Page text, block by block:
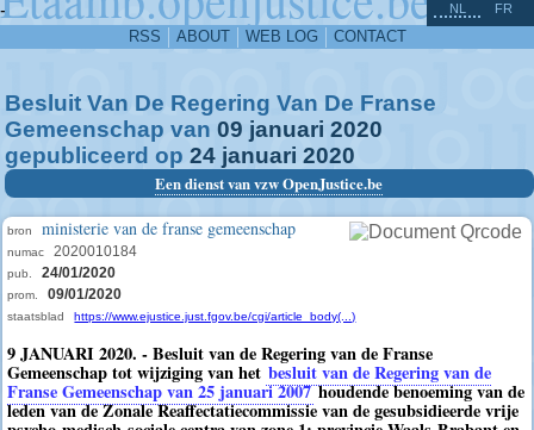
-
RSS ABOUT WEB LOG CONTACT
NL FR
Besluit Van De Regering Van De Franse
Gemeenschap van 09 januari 2020
gepubliceerd op 24 januari 2020
Een dienst van vzw OpenJustice.be
bron ministerie van de franse gemeenschap
numac 2020010184
pub. 24/01/2020
prom. 09/01/2020
staatsblad https://www.ejustice.just.fgov.be/cgi/article_body(...)
9 JANUARI 2020. - Besluit van de Regering van de Franse
Gemeenschap tot wijziging van het besluit van de Regering van de
Franse Gemeenschap van 25 januari 2007houdende benoeming van de
leden van de Zonale Reaffectatiecommissie van de gesubsidieerde vrije
^